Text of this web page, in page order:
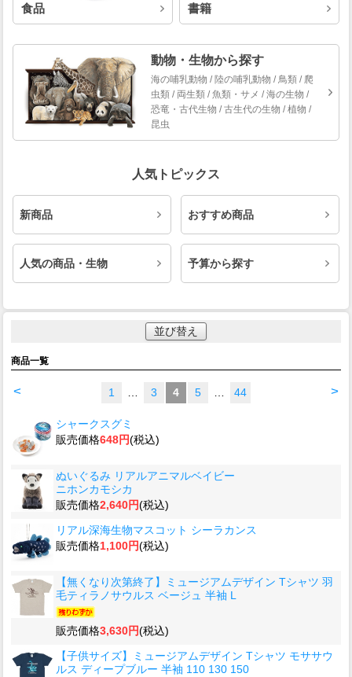
食品 書籍
動物・生物から探す
海の哺乳動物 / 陸の哺乳動物 / 鳥類 / 爬
虫類 / 両生類 / 魚類・サメ / 海の生物 /
恐竜・古代生物 / 古生代の生物 / 植物 /
昆虫
人気トピックス
新商品 おすすめ商品
人気の商品・生物 予算から探す
並び替え
商品一覧
< >
1 3 4 5 44
シャークスグミ
販売価格648円(税込)
ぬいぐるみ リアルアニマルベイビー
ニホンカモシカ
販売価格2,640円(税込)
リアル深海生物マスコット シーラカンス
販売価格1,100円(税込)
【無くなり次第終了】ミュージアムデザイン Tシャツ 羽
毛ティラノサウルス ベージュ 半袖 L
販売価格3,630円(税込)
【子供サイズ】ミュージアムデザイン Tシャツ モササウ
ルス ディープブルー 半袖 110 130 150